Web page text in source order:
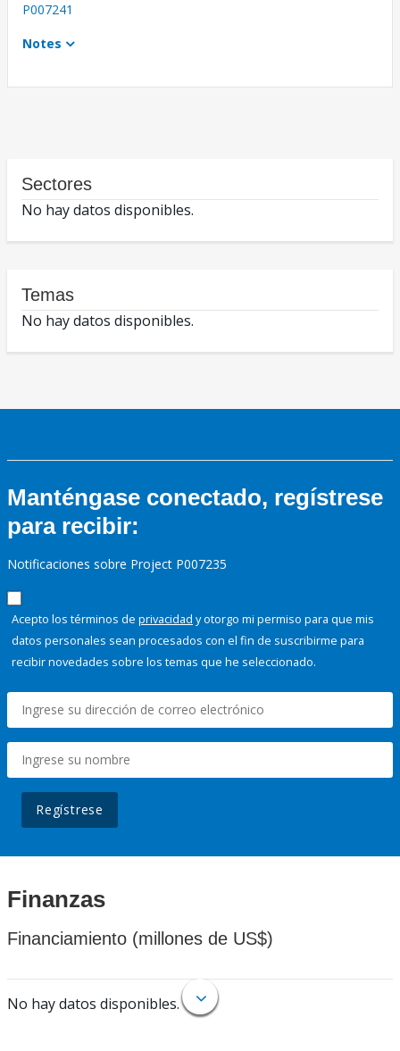
P007241
Notes
Sectores
No hay datos disponibles.
Temas
No hay datos disponibles.
Manténgase conectado, regístrese
para recibir:
Notificaciones sobre Project P007235
Acepto los términos de privacidad y otorgo mi permiso para que mis
datos personales sean procesados con el fin de suscribirme para
recibir novedades sobre los temas que he seleccionado.
Regístrese
Finanzas
Financiamiento (millones de US$)
No hay datos disponibles.